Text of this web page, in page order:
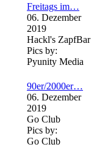
Freitags im…
06. Dezember
2019
Hackl's ZapfBar
Pics by:
Pyunity Media
90er/2000er…
06. Dezember
2019
Go Club
Pics by:
Go Club